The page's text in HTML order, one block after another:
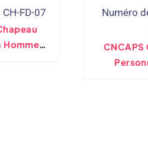
FD-07
Hommes
Numéro
CNCAPS